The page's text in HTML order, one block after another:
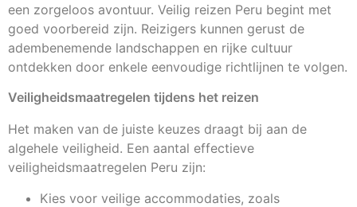
een zorgeloos avontuur. Veilig reizen Peru begint met
goed voorbereid zijn. Reizigers kunnen gerust de
adembenemende landschappen en rijke cultuur
ontdekken door enkele eenvoudige richtlijnen te volgen.
Veiligheidsmaatregelen tijdens het reizen
Het maken van de juiste keuzes draagt bij aan de
algehele veiligheid. Een aantal effectieve
veiligheidsmaatregelen Peru zijn:
Kies voor veilige accommodaties, zoals